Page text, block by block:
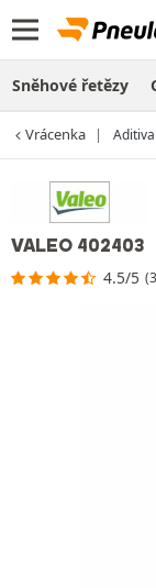
Sněhové řetězy
Vrácenka Aditiva
VALEO 402403
4.5/5